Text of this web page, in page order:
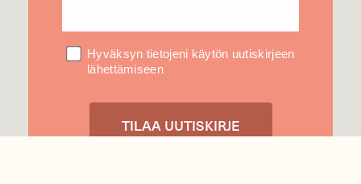
Hyväksyn tietojeni käytön uutiskirjeen
lähettämiseen